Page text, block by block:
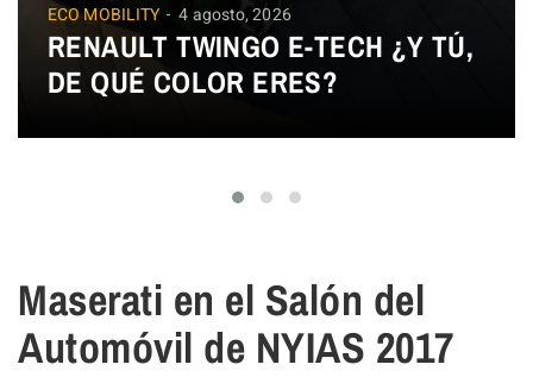
ECO MOBILITY 4 agosto, 2026
RENAULT TWINGO E-TECH ¿Y TÚ,
DE QUÉ COLOR ERES?
Maserati en el Salón del
Automóvil de NYIAS 2017